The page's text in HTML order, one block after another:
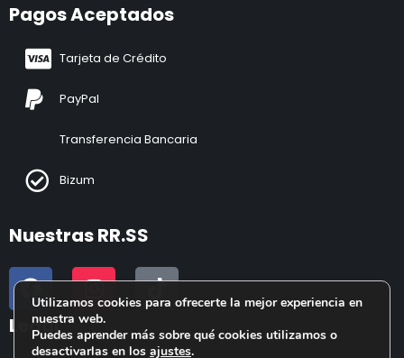
Pagos Aceptados
Tarjeta de Crédito
PayPal
Transferencia Bancaria
Bizum
Nuestras RR.SS
Legal
Utilizamos cookies para ofrecerte la mejor experiencia en
nuestra web.
Puedes aprender más sobre qué cookies utilizamos o
desactivarlas en los ajustes.